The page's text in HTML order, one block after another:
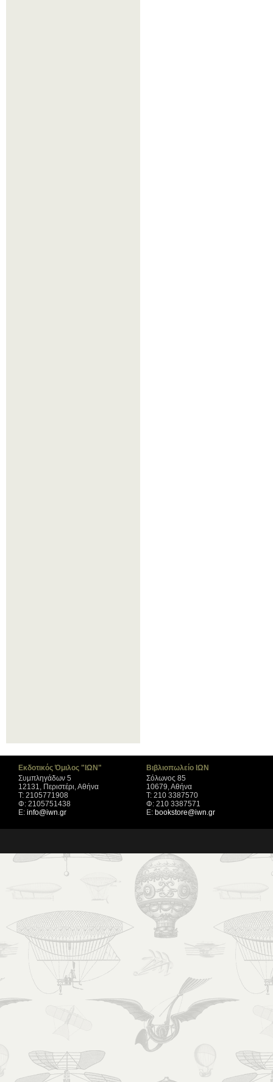
Εκδοτικός Όμιλος "ΙΩΝ"
Συμπληγάδων 5
12131, Περιστέρι, Αθήνα
Τ: 2105771908
Φ: 2105751438
Ε: info@iwn.gr
Βιβλιοπωλείο ΙΩΝ
Σόλωνος 85
10679, Αθήνα
Τ: 210 3387570
Φ: 210 3387571
Ε: bookstore@iwn.gr